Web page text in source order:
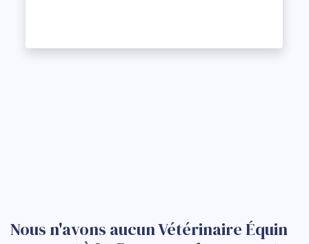
Nous n'avons aucun Vétérinaire Équin